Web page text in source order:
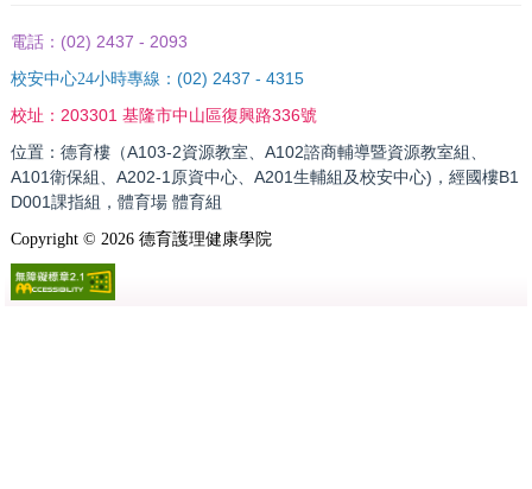
電話： (02) 2437 - 2093
校安中心24小時專線： (02) 2437 - 4315
校址： 203301 基隆市中山區復興路336號
位置：德育樓（A103-2資源教室、A102諮商輔導暨資源教室組、
A101衛保組、A202-1原資中心、A201生輔組及校安中心)，經國樓B1
D001課指組，體育場 體育組
Copyright © 2026德育護理健康學院